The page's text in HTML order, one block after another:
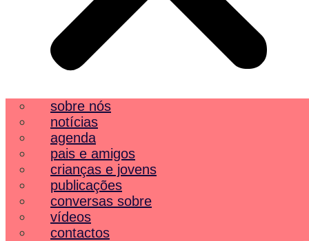
sobre nós
notícias
agenda
pais e amigos
crianças e jovens
publicações
conversas sobre
vídeos
contactos